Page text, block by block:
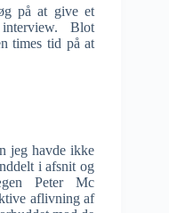
på at give et
Blot
times tid på at
jeg havde ikke
i afsnit og
Peter Mc
aflivning af